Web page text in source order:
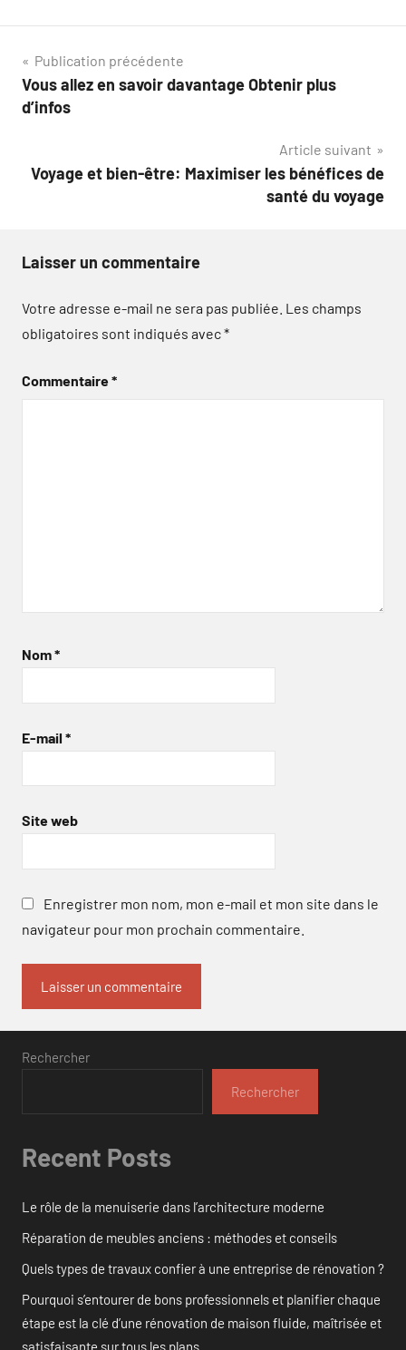
Navigation
de
Publication précédente
Vous allez en savoir davantage Obtenir plus
d’infos
Article suivant
Voyage et bien-être: Maximiser les bénéfices de
santé du voyage
Laisser un commentaire
Votre adresse e-mail ne sera pas publiée. Les champs
obligatoires sont indiqués avec*
Commentaire*
Nom*
E-mail *
Site web
Enregistrer mon nom, mon e-mail et mon site dans le
navigateur pour mon prochain commentaire.
Rechercher
Rechercher
Recent Posts
Le rôle de la menuiserie dans l’architecture moderne
Réparation de meubles anciens : méthodes et conseils
Quels types de travaux confier à une entreprise de rénovation ?
Pourquoi s’entourer de bons professionnels et planifier chaque
étape est la clé d’une rénovation de maison fluide, maîtrisée et
satisfaisante sur tous les plans